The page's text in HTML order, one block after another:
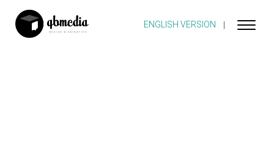
ENGLISH VERSION